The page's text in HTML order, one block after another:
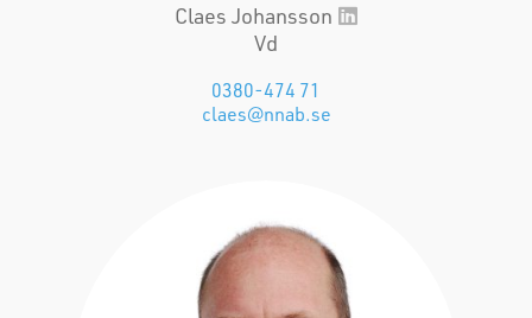
Claes Johansson
Vd
0380-474 71
claes@nnab.se